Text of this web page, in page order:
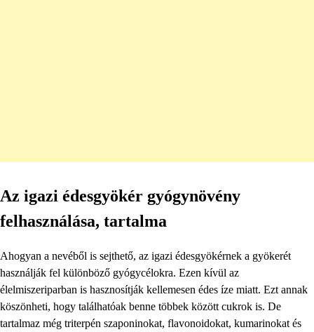
Az igazi édesgyökér gyógynövény
felhasználása, tartalma
Ahogyan a nevéből is sejthető, az igazi édesgyökérnek a gyökerét
használják fel különböző gyógycélokra. Ezen kívül az
élelmiszeriparban is hasznosítják kellemesen édes íze miatt. Ezt annak
köszönheti, hogy találhatóak benne többek között cukrok is. De
tartalmaz még triterpén szaponinokat, flavonoidokat, kumarinokat és